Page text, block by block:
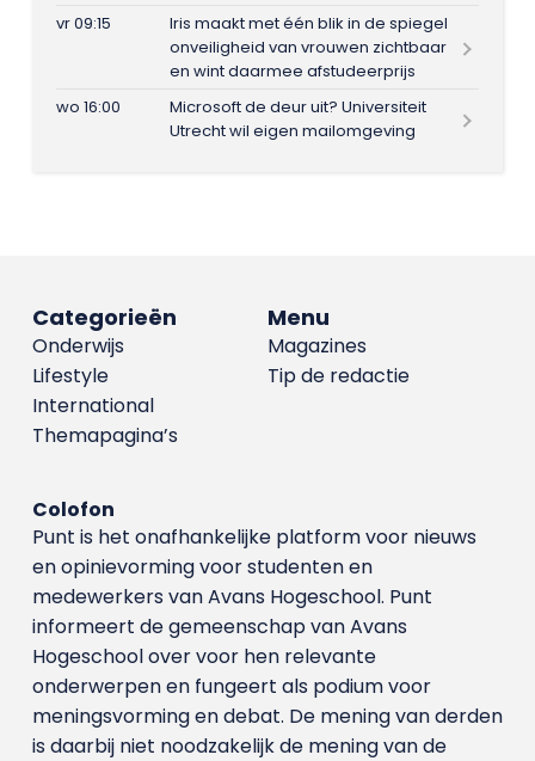
vr 09:15
Iris maakt met één blik in de spiegel
onveiligheid van vrouwen zichtbaar
en wint daarmee afstudeerprijs
wo 16:00
Microsoft de deur uit? Universiteit
Utrecht wil eigen mailomgeving
Menu
Magazines
Tip de redactie
Categorieën
Onderwijs
Lifestyle
International
Themapagina’s
Colofon
Punt is het onafhankelijke platform voor nieuws
en opinievorming voor studenten en
medewerkers van Avans Hoge­school. Punt
informeert de gemeenschap van Avans
Hogeschool over voor hen relevante
onderwerpen en fungeert als podium voor
meningsvorming en debat. De mening van derden
is daarbij niet noodzakelijk de mening van de